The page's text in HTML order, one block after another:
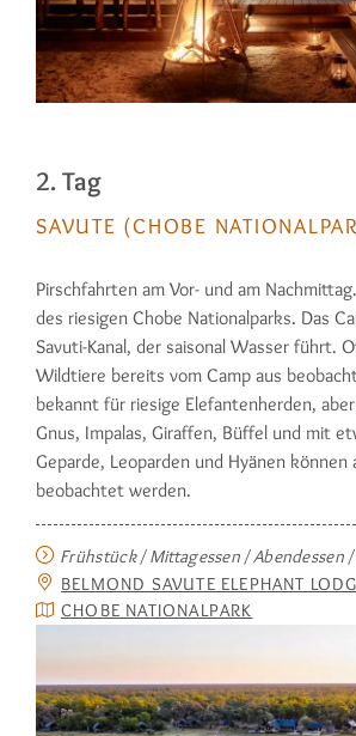
2. Tag
SAVUTE (CHOBE
Pirschfahrten am Vor- und am
des riesigen Chobe Na­tio­nalparks. Das
Savuti-Kanal, der saisonal Wasser führt.
Wildtiere bereits vom Camp aus
bekannt für riesige Elefantenherden,
Gnus, Im­palas, Giraffen, Büffel und mit
Geparde, Leoparden und Hyä­nen können
beobachtet werden.
Frühstück / Mittagessen / Abendessen
BELMOND SAVUTE ELEPHANT
CHOBE NATIONALPARK